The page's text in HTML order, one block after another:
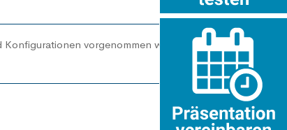
Konfigurationen vorgenommen werden.